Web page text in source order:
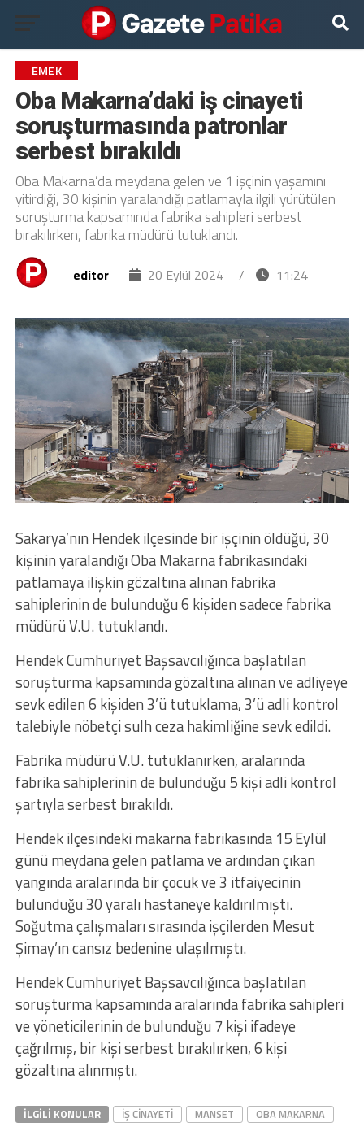
EMEK
Oba Makarna’daki iş cinayeti
soruşturmasında patronlar
serbest bırakıldı
Oba Makarna’da meydana gelen ve 1 işçinin yaşamını
yitirdiği, 30 kişinin yaralandığı patlamayla ilgili yürütülen
soruşturma kapsamında fabrika sahipleri serbest
bırakılırken, fabrika müdürü tutuklandı.
editor 20 Eylül 2024 / 11:24
Sakarya’nın Hendek ilçesinde bir işçinin öldüğü, 30
kişinin yaralandığı Oba Makarna fabrikasındaki
patlamaya ilişkin gözaltına alınan fabrika
sahiplerinin de bulunduğu 6 kişiden sadece fabrika
müdürü V.U. tutuklandı.
Hendek Cumhuriyet Başsavcılığınca başlatılan
soruşturma kapsamında gözaltına alınan ve adliyeye
sevk edilen 6 kişiden 3’ü tutuklama, 3’ü adli kontrol
talebiyle nöbetçi sulh ceza hakimliğine sevk edildi.
Fabrika müdürü V.U. tutuklanırken, aralarında
fabrika sahiplerinin de bulunduğu 5 kişi adli kontrol
şartıyla serbest bırakıldı.
Hendek ilçesindeki makarna fabrikasında 15 Eylül
günü meydana gelen patlama ve ardından çıkan
yangında aralarında bir çocuk ve 3 itfaiyecinin
bulunduğu 30 yaralı hastaneye kaldırılmıştı.
Soğutma çalışmaları sırasında işçilerden Mesut
Şimay’ın cansız bedenine ulaşılmıştı.
Hendek Cumhuriyet Başsavcılığınca başlatılan
soruşturma kapsamında aralarında fabrika sahipleri
ve yöneticilerinin de bulunduğu 7 kişi ifadeye
çağrılmış, bir kişi serbest bırakılırken, 6 kişi
gözaltına alınmıştı.
İLGILI KONULAR IŞ CINAYETI MANSET
OBA MAKARNA